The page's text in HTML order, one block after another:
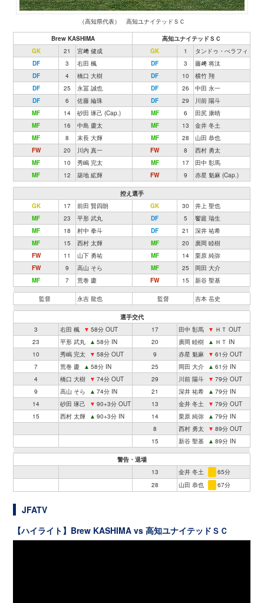
（高知県代表） 高知ユナイテッドＳＣ
Brew KASHIMA
高知ユナイテッドＳＣ
GK
21 宮﨑 健成 GK 1
タンドゥ・べラフィ
DF
3 右田 楓 DF 3
藤﨑 将汰
DF
4 橋口 大樹 DF 10
横竹 翔
DF
25 永冨 誠也 DF 26
中田 永一
DF
6 佐藤 綸珠 DF 29
川前 陽斗
MF
14 砂田 琢己 (Cap.) MF 6
田尻 康晴
MF
16 中島 慶太 MF 13
金井 冬土
MF
8 末長 大輝 MF 28
山田 恭也
FW
20 川内 真一 FW 8
西村 勇太
MF
10 秀嶋 完太 MF 17
田中 彰馬
MF
12 築地 絋輝 FW 9 赤星 魁麻 (Cap.)
控え選手
GK
17 前田 賢四朗 GK 30
井上 聖也
MF
23 平形 武丸 DF 5
饗庭 瑞生
MF
18 村中 拳斗 DF 21
深井 祐希
MF
15 西村 太輝 MF 20
廣岡 睦樹
FW
11 山下 勇祐 MF 14
栗原 純弥
FW
9 高山 そら MF 25
岡田 大介
MF
7 荒巻 慶 FW 15 新谷 聖基
監督 永吉 龍也 監督 吉本 岳史
選手交代
3
右田 楓 ▼ 58分 OUT 17 田中 彰馬 ▼ ＨＴ OUT
23
平形 武丸 ▲ 58分 IN 20 廣岡 睦樹 ▲ ＨＴ IN
10
秀嶋 完太 ▼ 58分 OUT 9 赤星 魁麻 ▼ 61分 OUT
7
荒巻 慶 ▲ 58分 IN 25 岡田 大介 ▲ 61分 IN
4
橋口 大樹 ▼ 74分 OUT 29 川前 陽斗 ▼ 79分 OUT
9
高山 そら ▲ 74分 IN 21 深井 祐希 ▲ 79分 IN
14
砂田 琢己 ▼ 90+3分 OUT 13 金井 冬土 ▼ 79分 OUT
15
西村 太輝 ▲ 90+3分 IN 14 栗原 純弥 ▲ 79分 IN
8
西村 勇太 ▼ 89分 OUT
15
新谷 聖基 ▲ 89分 IN
警告・退場
13
金井 冬土
65分
28
山田 恭也 67分
JFATV
【ハイライト】Brew KASHIMA vs 高知ユナイテッドＳＣ